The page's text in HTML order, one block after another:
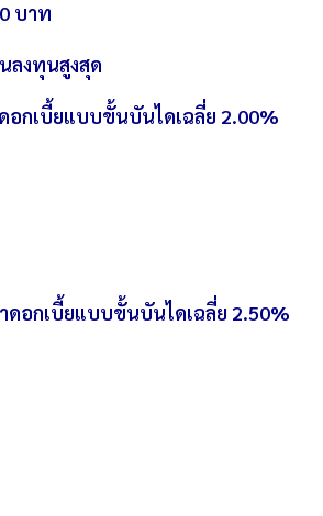
บาท
ลงทุนสูงสุด
อกเบี้ยแบบขั้นบันไดเฉลี่ย 2.00%
ดอกเบี้ยแบบขั้นบันไดเฉลี่ย 2.50%